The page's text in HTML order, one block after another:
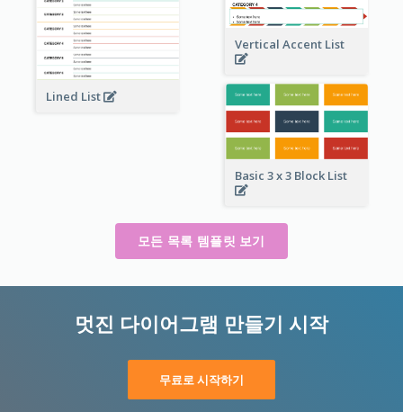
Vertical Accent List
Lined List
Basic 3 x 3 Block List
모든 목록 템플릿 보기
멋진 다이어그램 만들기 시작
무료로 시작하기